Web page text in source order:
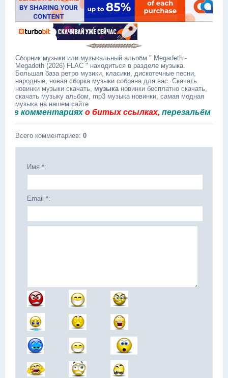
Сборник музыки или музыкальный альобм " Megadeth -
Megadeth (2026) FLAC " находиться в разделе музыка.
Большая база ретро музики, класики, дискотечные песни,
народные, новая сборка музыки собрана для вас. Скачать
новинки музыки скачать, музыкановинки бесплатно скачать,
скачать музыку альбом, mp3 музыка новинки, самая модная
музыка на нашем сайте
о битых ссылках,перезальём
Всего комментариев: 0
Имя *:
Email *: